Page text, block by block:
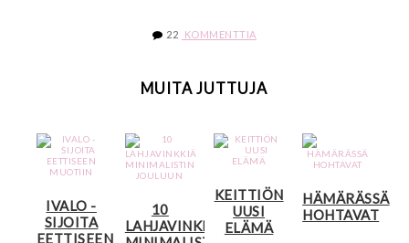
22 KOMMENTTIA
MUITA JUTTUJA
IVALO -
SIJOITA
EETTISEEN
10
LAHJAVINKKIÄ
KEITTIÖN
UUSI
ELÄMÄ
HÄMÄRÄSSÄ
HOHTAVAT